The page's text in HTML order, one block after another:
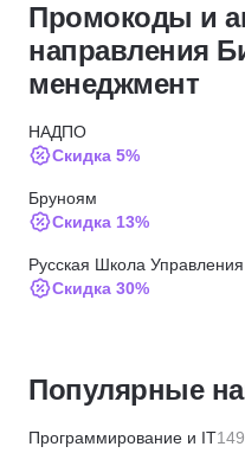
Промокоды и
направления
менеджмент
НАДПО
Скидка 5%
Бруноям
Скидка 13%
Русская Школа Управления
Скидка 30%
Русская Школа Управления
Популярные
Программирование и IT